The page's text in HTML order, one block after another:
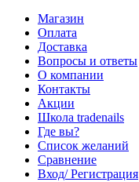
Магазин
Оплата
Доставка
Вопросы и ответы
О компании
Контакты
Акции
Школа tradenails
Где вы?
Список желаний
Сравнение
Вход/ Регистрация